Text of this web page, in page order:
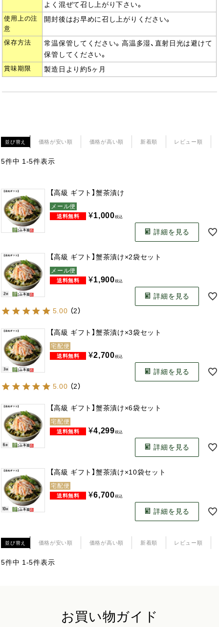
よく混ぜて召し上がり下さい。
使用上の注
意
開封後はお早めに召し上がりください。
保存方法
常温保管してください。高温多湿、直射日光は避けて
保管してください。
賞味期限 製造日より約5ヶ月
並び替え 価格が安い順 価格が高い順 新着順 レビュー順
5件中 1-5件表示
【高級 ギフト】蟹茶漬け
メール便
¥1,000税込
詳細を見る
【高級 ギフト】蟹茶漬け×2袋セット
メール便
¥1,900税込
詳細を見る
5.00 （2）
【高級 ギフト】蟹茶漬け×3袋セット
宅配便
¥2,700税込
詳細を見る
5.00 （2）
【高級 ギフト】蟹茶漬け×6袋セット
宅配便
¥4,299税込
詳細を見る
【高級 ギフト】蟹茶漬け×10袋セット
宅配便
¥6,700税込
詳細を見る
並び替え 価格が安い順 価格が高い順 新着順 レビュー順
5件中 1-5件表示
お買い物ガイド